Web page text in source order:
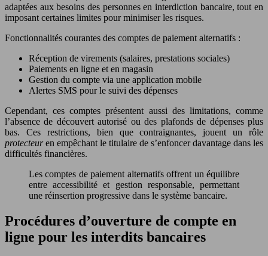
adaptées aux besoins des personnes en interdiction bancaire, tout en
imposant certaines limites pour minimiser les risques.
Fonctionnalités courantes des comptes de paiement alternatifs :
Réception de virements (salaires, prestations sociales)
Paiements en ligne et en magasin
Gestion du compte via une application mobile
Alertes SMS pour le suivi des dépenses
Cependant, ces comptes présentent aussi des limitations, comme
l’absence de découvert autorisé ou des plafonds de dépenses plus
bas. Ces restrictions, bien que contraignantes, jouent un rôle
protecteuren empêchant le titulaire de s’enfoncer davantage dans les
difficultés financières.
Les comptes de paiement alternatifs offrent un équilibre
entre accessibilité et gestion responsable, permettant
une réinsertion progressive dans le système bancaire.
Procédures d’ouverture de compte en
ligne pour les interdits bancaires